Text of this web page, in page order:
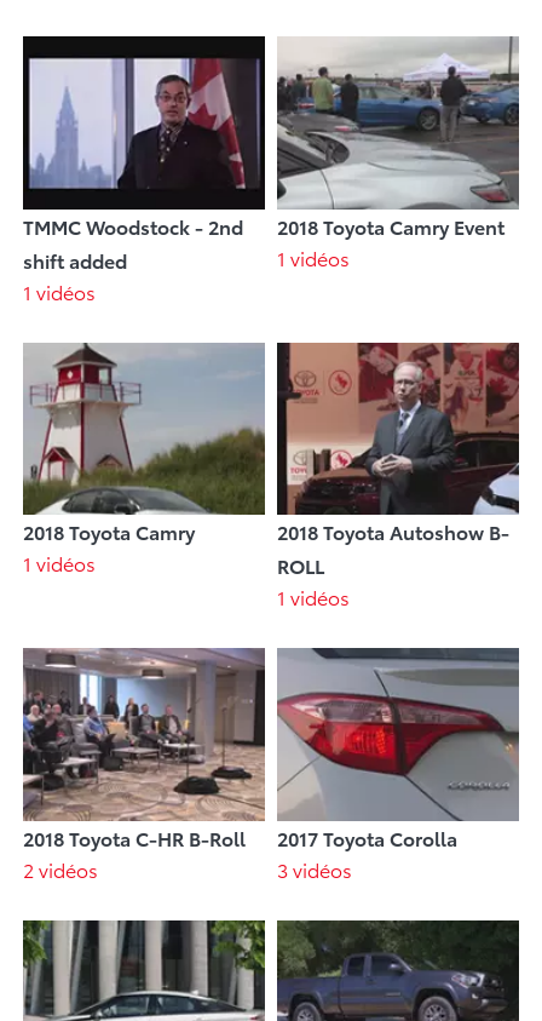
TMMC Woodstock - 2nd
shift added
1 vidéos
2018 Toyota Camry Event
1 vidéos
2018 Toyota Camry
1 vidéos
2018 Toyota Autoshow B-
ROLL
1 vidéos
2018 Toyota C-HR B-Roll
2 vidéos
2017 Toyota Corolla
3 vidéos